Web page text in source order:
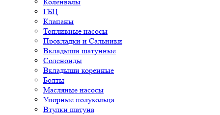
ГБЦ
Клапаны
Топливные насосы
Прокладки и Сальники
Вкладыши шатунные
Соленоиды
Вкладыши коренные
Болты
Масляные насосы
Упорные полукольца
Втулки шатуна